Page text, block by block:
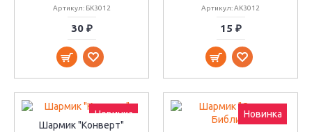
Артикул: БК3012
30 ₽
Артикул: АК3012
15 ₽
Новинка
Шармик "Конверт"
Новинка